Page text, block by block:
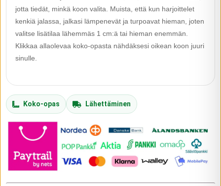
jotta tiedät, minkä koon valita. Muista, että kun harjoittelet
kenkiä jalassa, jalkasi lämpenevät ja turpoavat hieman, joten
valitse lisätilaa lähemmäs 1 cm:ä tai hieman enemmän.
Klikkaa allaolevaa koko-opasta nähdäksesi oikean koon juuri
sinulle.
Koko-opas Lähettäminen